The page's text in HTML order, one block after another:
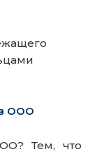
ООО
Тем, что